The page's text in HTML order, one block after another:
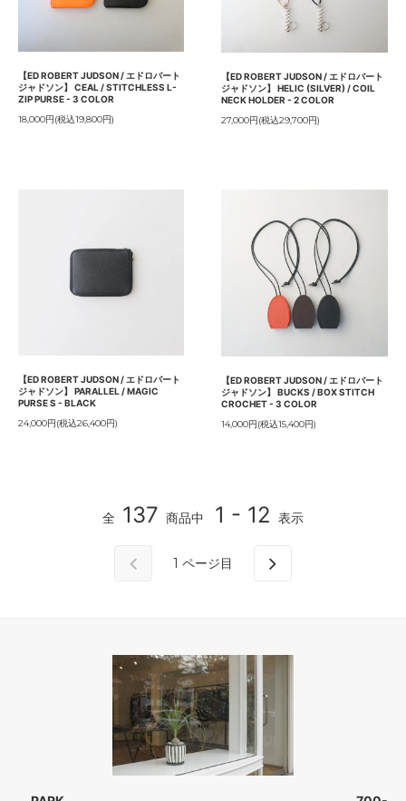
【ED ROBERT JUDSON / エドロバート
ジャドソン】 CEAL / STITCHLESS L-
ZIP PURSE - 3 COLOR
18,000円(税込19,800円)
【ED ROBERT JUDSON / エドロバート
ジャドソン】 HELIC (SILVER) / COIL
NECK HOLDER - 2 COLOR
27,000円(税込29,700円)
【ED ROBERT JUDSON / エドロバート
ジャドソン】 PARALLEL / MAGIC
PURSE S - BLACK
24,000円(税込26,400円)
【ED ROBERT JUDSON / エドロバート
ジャドソン】 BUCKS / BOX STITCH
CROCHET - 3 COLOR
14,000円(税込15,400円)
全 137 商品中 1 - 12 表示
1 ページ目